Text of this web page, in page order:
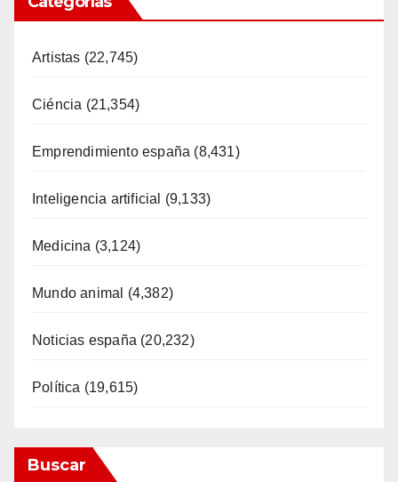
Artistas (22,745)
Ciéncia (21,354)
Emprendimiento españa (8,431)
Inteligencia artificial (9,133)
Medicina (3,124)
Mundo animal (4,382)
Noticias españa (20,232)
Política (19,615)
Buscar